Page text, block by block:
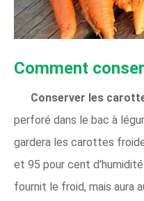
Comment
Conserver les
perforé dans le bac à
gardera les carottes
et 95 pour cent
fournit le froid, mais aura